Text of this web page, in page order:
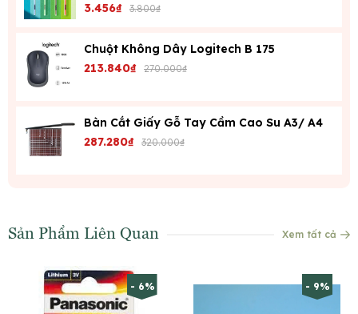
3.456₫ 3.800₫
Chuột Không Dây Logitech B 175
213.840₫ 270.000₫
Bàn Cắt Giấy Gỗ Tay Cầm Cao Su A3/ A4
287.280₫ 320.000₫
Sản Phẩm Liên Quan Xem tất cả
- 6% - 9%